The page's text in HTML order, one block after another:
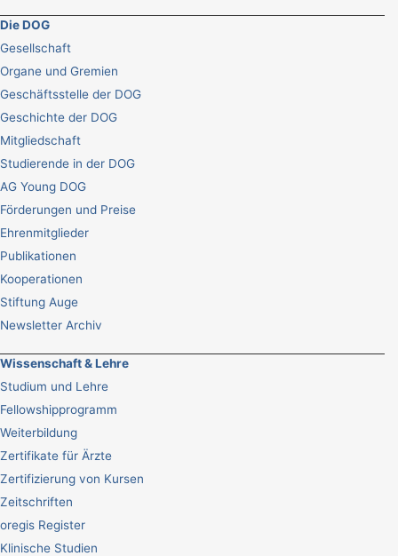
Die DOG
Gesellschaft
Organe und Gremien
Geschäftsstelle der DOG
Geschichte der DOG
Mitgliedschaft
Studierende in der DOG
AG Young DOG
Förderungen und Preise
Ehrenmitglieder
Publikationen
Kooperationen
Stiftung Auge
Newsletter Archiv
Wissenschaft & Lehre
Studium und Lehre
Fellowshipprogramm
Weiterbildung
Zertifikate für Ärzte
Zertifizierung von Kursen
Zeitschriften
oregis Register
Klinische Studien